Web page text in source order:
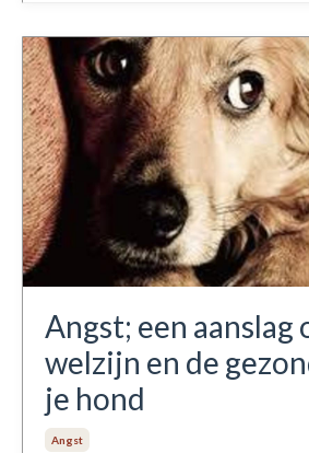
Angst; een aanslag
welzijn en de
je hond
Angst